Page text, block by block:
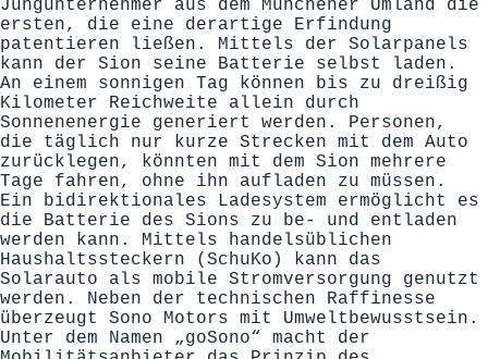
Jungunternehmer aus dem Münchener Umland die
ersten, die eine derartige Erfindung
patentieren ließen. Mittels der Solarpanels
kann der Sion seine Batterie selbst laden.
An einem sonnigen Tag können bis zu dreißig
Kilometer Reichweite allein durch
Sonnenenergie generiert werden. Personen,
die täglich nur kurze Strecken mit dem Auto
zurücklegen, könnten mit dem Sion mehrere
Tage fahren, ohne ihn aufladen zu müssen.
Ein bidirektionales Ladesystem ermöglicht es
die Batterie des Sions zu be- und entladen
werden kann. Mittels handelsüblichen
Haushaltssteckern (SchuKo) kann das
Solarauto als mobile Stromversorgung genutzt
werden. Neben der technischen Raffinesse
überzeugt Sono Motors mit Umweltbewusstsein.
Unter dem Namen „goSono“ macht der